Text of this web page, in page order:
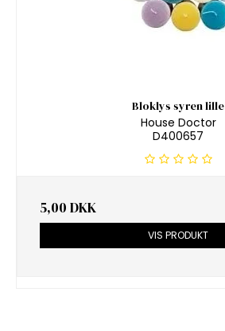
Bloklys syren lille
House Doctor
D400657
5,00 DKK
VIS PRODUKT